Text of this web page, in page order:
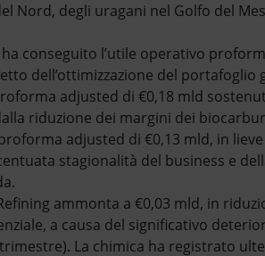
Nord, degli uragani nel Golfo del
conseguito l’utile operativo
dell’ottimizzazione del portafoglio
adjusted di €0,18 mld
riduzione dei margini dei
adjusted di €0,13 mld, in
stagionalità del business e
ammonta a €0,03 mld, in
a causa del significativo
trimestre). La chimica ha registrato